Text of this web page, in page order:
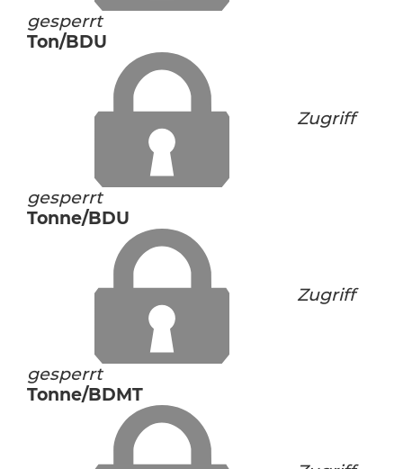
gesperrt
Ton/BDU
Zugriff
gesperrt
Tonne/BDU
Zugriff
gesperrt
Tonne/BDMT